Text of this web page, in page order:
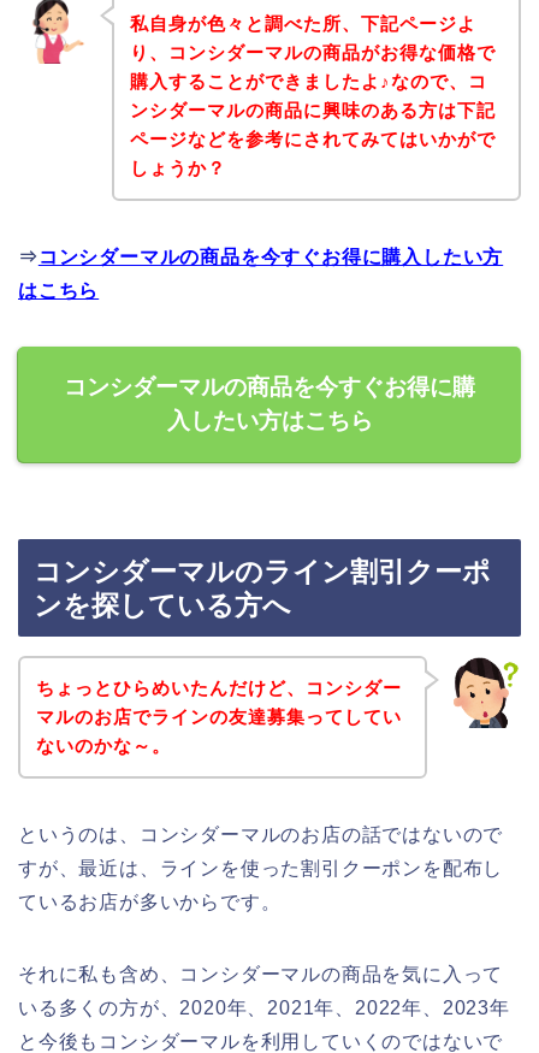
私自身が色々と調べた所、下記ページよ
り、コンシダーマルの商品がお得な価格で
購入することができましたよ♪なので、コ
ンシダーマルの商品に興味のある方は下記
ページなどを参考にされてみてはいかがで
しょうか？
⇒ コンシダーマルの商品を今すぐお得に購入したい方
はこちら
コンシダーマルの商品を今すぐお得に購
入したい方はこちら
コンシダーマルのライン割引クーポ
ンを探している方へ
ちょっとひらめいたんだけど、コンシダー
マルのお店でラインの友達募集ってしてい
ないのかな～。
というのは、コンシダーマルのお店の話ではないので
すが、最近は、ラインを使った割引クーポンを配布し
ているお店が多いからです。
それに私も含め、コンシダーマルの商品を気に入って
いる多くの方が、2020年、2021年、2022年、2023年
と今後もコンシダーマルを利用していくのではないで